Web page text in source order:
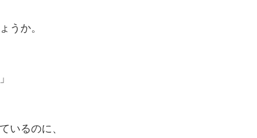
うか。
いるのに、